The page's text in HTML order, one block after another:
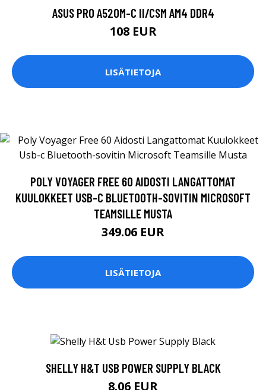
ASUS PRO A520M-C II/CSM AM4 DDR4
108 EUR
LISÄTIETOJA
POLY VOYAGER FREE 60 AIDOSTI LANGATTOMAT
KUULOKKEET USB-C BLUETOOTH-SOVITIN MICROSOFT
TEAMSILLE MUSTA
349.06 EUR
LISÄTIETOJA
SHELLY H&T USB POWER SUPPLY BLACK
8.06 EUR